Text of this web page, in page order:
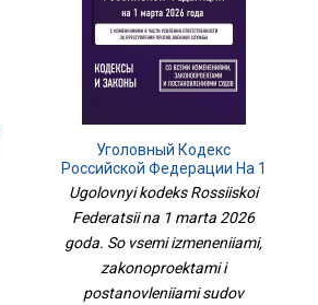
Уголовный Кодекс
Российской Федерации На 1
Марта 2026 Года. Со Всеми
Изменениями,
Законопроектами И
Постановлениями Судов
Ugolovnyi kodeks Rossiiskoi
Federatsii na 1 marta 2026
goda. So vsemi izmeneniiami,
zakonoproektami i
postanovleniiami sudov